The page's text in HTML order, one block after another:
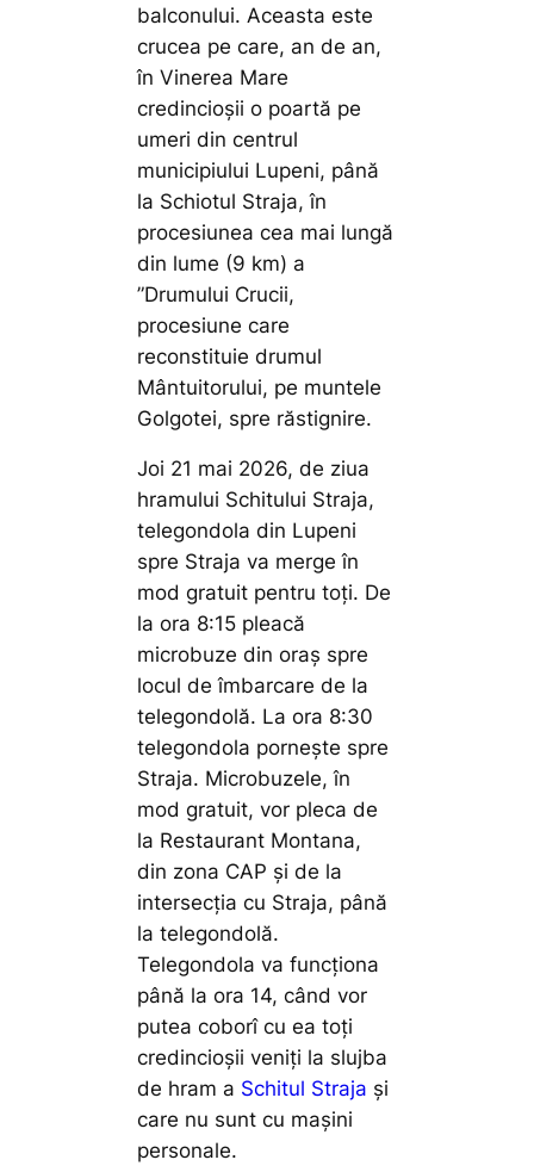
balconului. Aceasta este
crucea pe care, an de an,
în Vinerea Mare
credincioșii o poartă pe
umeri din centrul
municipiului Lupeni, până
la Schiotul Straja, în
procesiunea cea mai lungă
din lume (9 km) a
”Drumului Crucii,
procesiune care
reconstituie drumul
Mântuitorului, pe muntele
Golgotei, spre răstignire.
Joi 21 mai 2026, de ziua
hramului Schitului Straja,
telegondola din Lupeni
spre Straja va merge în
mod gratuit pentru toți. De
la ora 8:15 pleacă
microbuze din oraș spre
locul de îmbarcare de la
telegondolă. La ora 8:30
telegondola pornește spre
Straja. Microbuzele, în
mod gratuit, vor pleca de
la Restaurant Montana,
din zona CAP și de la
intersecția cu Straja, până
la telegondolă.
Telegondola va funcționa
până la ora 14, când vor
putea coborî cu ea toți
credincioșii veniți la slujba
de hram a Schitul Straja și
care nu sunt cu mașini
personale.